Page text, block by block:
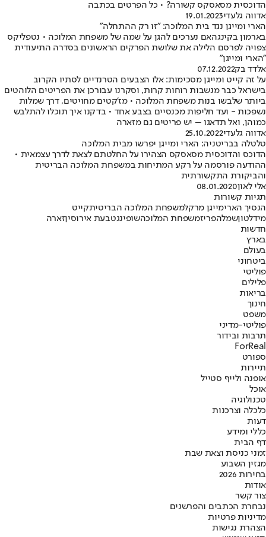
הדוכסית מסאסקס קשורה? • כל הפרטים בכתבה
אדווה גלעדי19.01.2023
הארי ומייגן נגד בית המלוכה: "זו רק ההתחלה"
בארמון בקינגהאם נערכים להגן על שמה של משפחת המלוכה • נטפליקס
צפויה לפרסם הלילה את שלושת הפרקים הראשונים בסדרה התיעודית
"הארי ומייגן"
אלדד בק07.12.2022
על זה קייט ומייגן מסכימות: אלו הצבעים הטרנדיים לסתיו הקרוב
בישראל כבר מנשבות רוחות קרות, וסקרנו עבורכן את הפריטים הלוהטים
ביותר שלבשו בנות משפחת המלוכה • מז'קטים מחויטים, דרך שמלות
נשפכות - ועד חליפות מכנסיים בצבע אחד • בדקנו איך תוכלו להתלבש
כמוהן, ואל תדאגו – יש פריטים גם מזארה
אדווה גלעדי25.10.2022
טלטלה בבריטניה: הארי ומייגן יפרשו מבית המלוכה
הדוכס והדוכסית מסאסקס הצהירו על החלטתם לצאת לדרך עצמאית •
ההודעה פורסמה על רקע המתיחות במשפחת המלוכה הבריטית
והביקורת התקשורתית
אלי לאון08.01.2020
תגיות קשורות
הנסיך הארימייגן מרקלמשפחת המלוכה הבריטיתקייט
מידלטוןשמלהפריזמשפחת המלוכהשופינגטבעת אירוסיןזארה
חדשות
בארץ
בעולם
ביטחוני
פוליטי
פלילים
בריאות
חינוך
משפט
פוליטי-מדיני
תרבות ובידור
ForReal
ספורט
תיירות
אופנה ולייף סטייל
אוכל
טכנולוגיה
כלכלה וצרכנות
דעות
כללי ומידע
דף הבית
זמני כניסת וצאת שבת
מגזין השבוע
בחירות 2026
אודות
צור קשר
נבחרת הכתבים והפרשנים
מדיניות פרטיות
הצהרת נגישות